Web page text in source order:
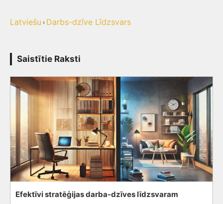
Latviešu › Darbs-dzīve Līdzsvars
Saistītie Raksti
Efektīvi stratēģijas darba-dzīves līdzsvaram